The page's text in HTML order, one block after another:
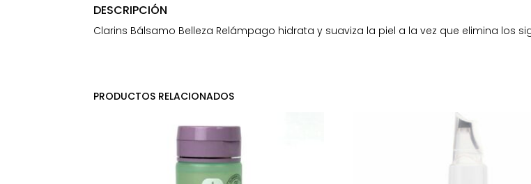
DESCRIPCIÓN
Clarins Bálsamo Belleza Relámpago hidrata y suaviza la piel a la vez que elimina los
PRODUCTOS RELACIONADOS